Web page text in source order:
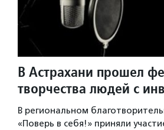
В Астрахани прошел
творчества людей с
В региональном
«Поверь в себя!» приняли